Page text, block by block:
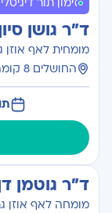
ד"ר גושן
מומחית לאף אוזן
החושלים 8 קומה 2, הרצליה
ד"ר גוטמן
מומחה לאף אוזן